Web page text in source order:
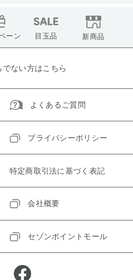
ーン 目玉品 新商品
ない方はこちら
よくあるご質問
プライバシーポリシー
特定商取引法に基づく表記
会社概要
セゾンポイントモール